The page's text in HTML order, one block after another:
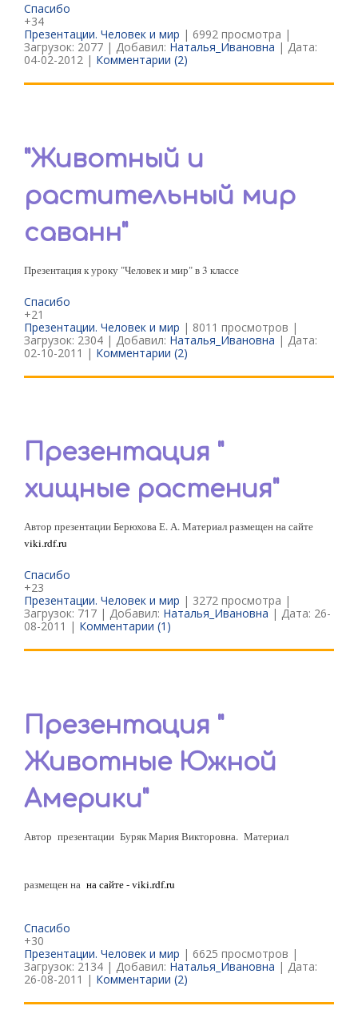
Спасибо
+34
Презентации. Человек и мир | 6992 просмотра |
Загрузок: 2077 | Добавил: Наталья_Ивановна | Дата:
04-02-2012 | Комментарии (2)
"Животный и
растительный мир
саванн"
Презентация к уроку "Человек и мир" в 3 классе
Спасибо
+21
Презентации. Человек и мир | 8011 просмотров |
Загрузок: 2304 | Добавил: Наталья_Ивановна | Дата:
02-10-2011 | Комментарии (2)
Презентация "
хищные растения"
Автор презентации Берюхова Е. А. Материал размещен на сайте
viki.rdf.ru
Спасибо
+23
Презентации. Человек и мир | 3272 просмотра |
Загрузок: 717 | Добавил: Наталья_Ивановна| Дата: 26-
08-2011 | Комментарии (1)
Презентация "
Животные Южной
Америки"
Автор презентации Буряк Мария Викторовна. Материал
размещен на на сайте -viki.rdf.ru
Спасибо
+30
Презентации. Человек и мир | 6625 просмотров |
Загрузок: 2134 | Добавил: Наталья_Ивановна | Дата:
26-08-2011 | Комментарии (2)